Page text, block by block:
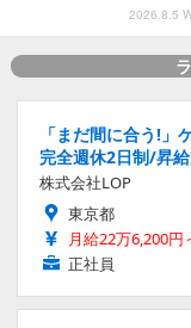
2026.8.5
「まだ間に合う!
完全週休2日制/昇
株式会社LOP
東京都
月給22万6,200円
正社員